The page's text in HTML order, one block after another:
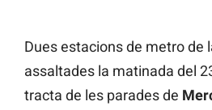
Dues estacions de metro de
assaltades la matinada del
tracta de les parades de